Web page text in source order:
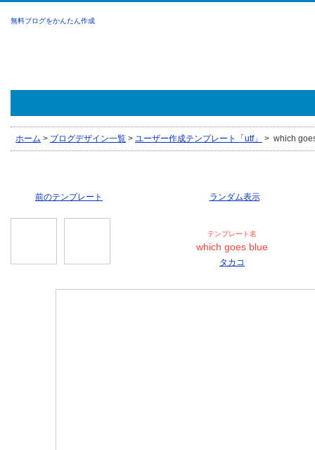
無料ブログをかんたん作成
ホーム > ブログデザイン一覧 > ユーザー作成テンプレート「utf」 > which
前のテンプレート ランダム表示
テンプレート名
which goes blue
タカコ